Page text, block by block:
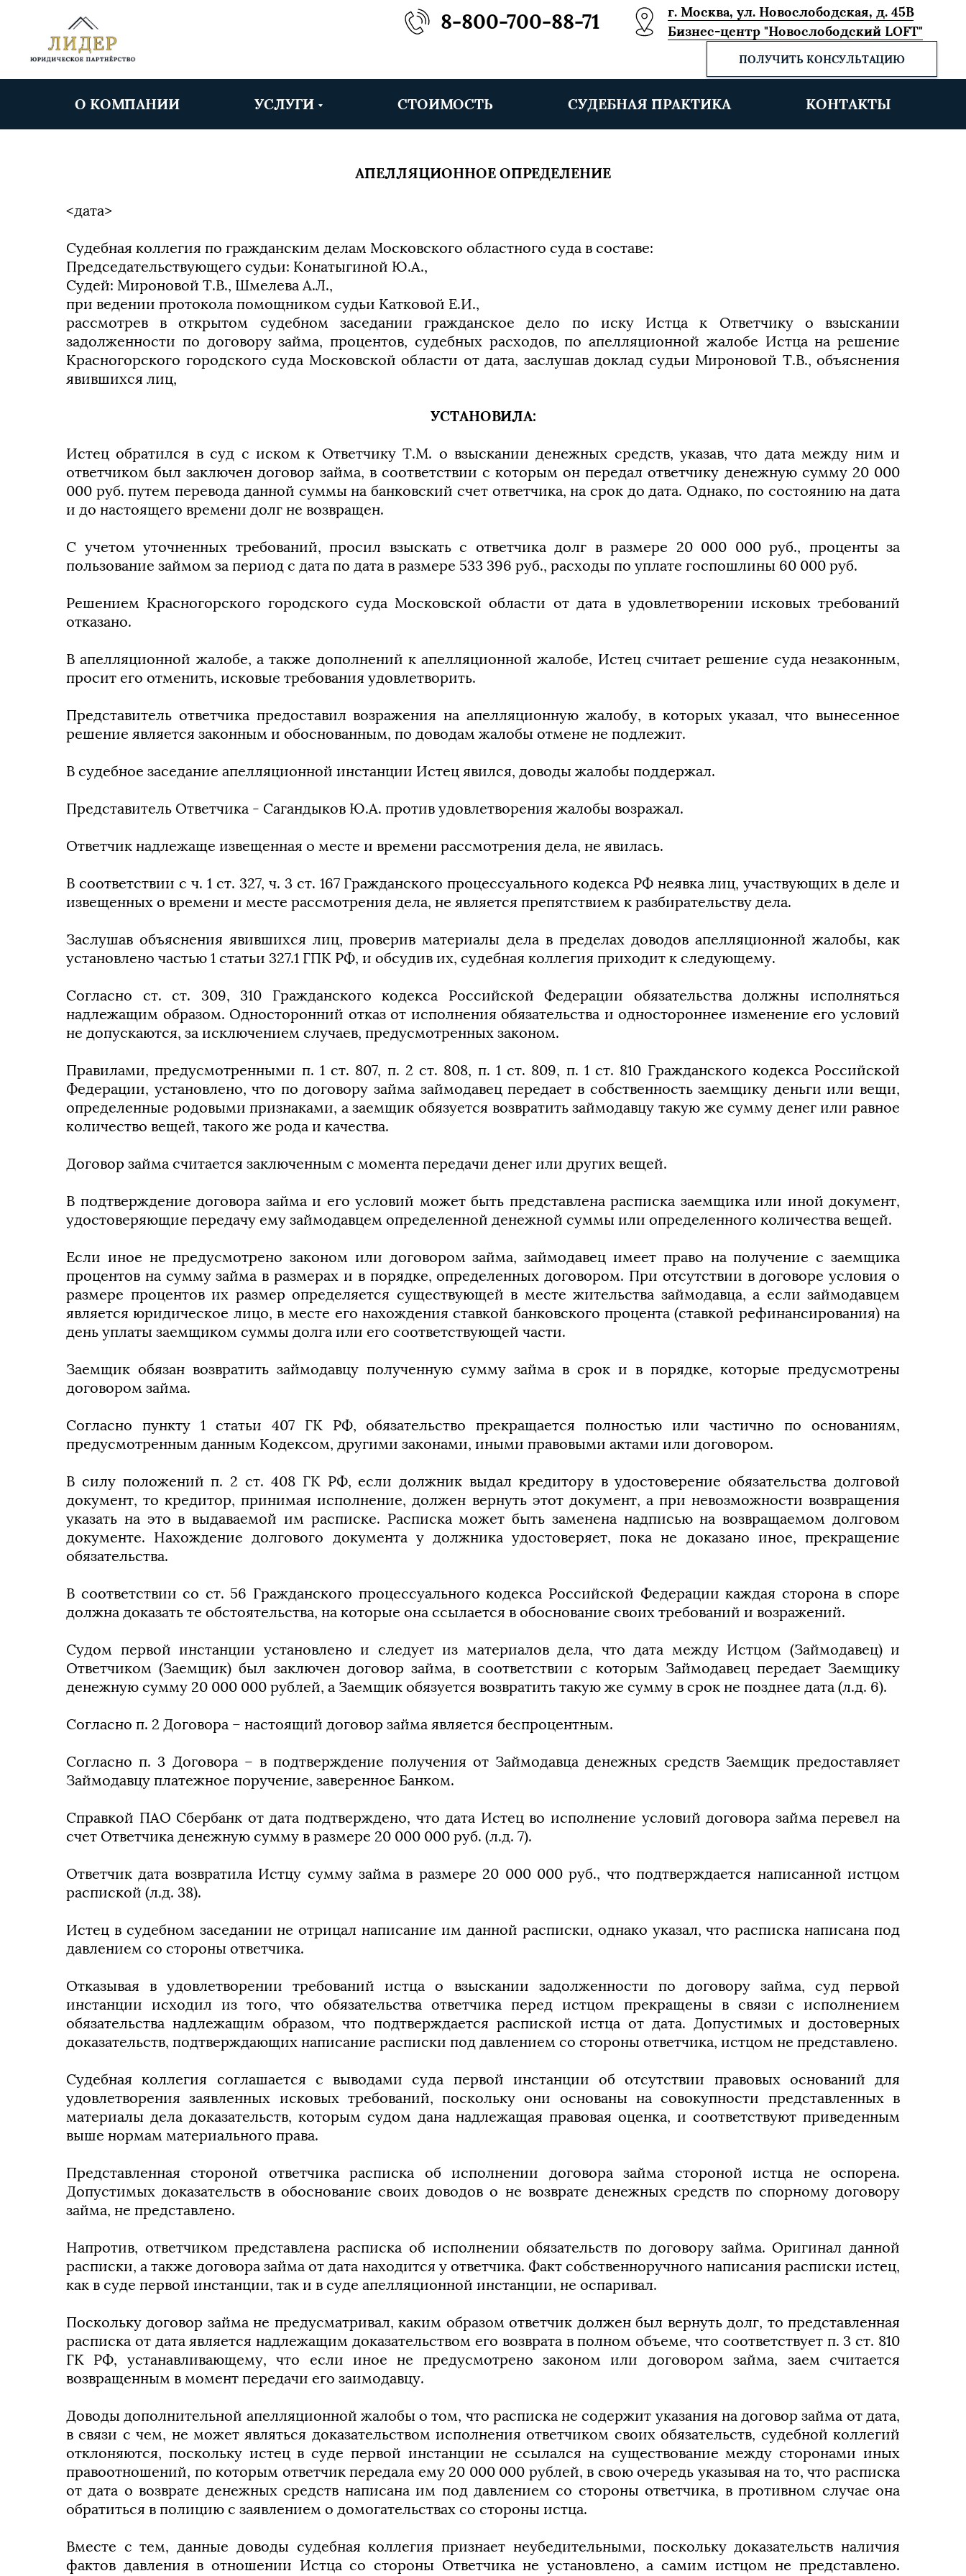
8-800-700-88-71
г. Москва, ул. Новослободская, д. 45В
Бизнес-центр "Новослободский LOFT"
ПОЛУЧИТЬ КОНСУЛЬТАЦИЮ
О КОМПАНИИ УСЛУГИ СТОИМОСТЬ СУДЕБНАЯ ПРАКТИКА КОНТАКТЫ
АПЕЛЛЯЦИОННОЕ ОПРЕДЕЛЕНИЕ
<дата>
Судебная коллегия по гражданским делам Московского областного суда в составе:
Председательствующего судьи: Конатыгиной Ю.А.,
Судей: Мироновой Т.В., Шмелева А.Л.,
при ведении протокола помощником судьи Катковой Е.И.,
рассмотрев в открытом судебном заседании гражданское дело по иску Истца к Ответчику о взыскании
задолженности по договору займа, процентов, судебных расходов, по апелляционной жалобе Истца на решение
Красногорского городского суда Московской области от дата, заслушав доклад судьи Мироновой Т.В., объяснения
явившихся лиц,
УСТАНОВИЛА:
Истец обратился в суд с иском к Ответчику Т.М. о взыскании денежных средств, указав, что дата между ним и
ответчиком был заключен договор займа, в соответствии с которым он передал ответчику денежную сумму 20 000
000 руб. путем перевода данной суммы на банковский счет ответчика, на срок до дата. Однако, по состоянию на дата
и до настоящего времени долг не возвращен.
С учетом уточненных требований, просил взыскать с ответчика долг в размере 20 000 000 руб., проценты за
пользование займом за период с дата по дата в размере 533 396 руб., расходы по уплате госпошлины 60 000 руб.
Решением Красногорского городского суда Московской области от дата в удовлетворении исковых требований
отказано.
В апелляционной жалобе, а также дополнений к апелляционной жалобе, Истец считает решение суда незаконным,
просит его отменить, исковые требования удовлетворить.
Представитель ответчика предоставил возражения на апелляционную жалобу, в которых указал, что вынесенное
решение является законным и обоснованным, по доводам жалобы отмене не подлежит.
В судебное заседание апелляционной инстанции Истец явился, доводы жалобы поддержал.
Представитель Ответчика - Сагандыков Ю.А. против удовлетворения жалобы возражал.
Ответчик надлежаще извещенная о месте и времени рассмотрения дела, не явилась.
В соответствии с ч. 1 ст. 327, ч. 3 ст. 167 Гражданского процессуального кодекса РФ неявка лиц, участвующих в деле и
извещенных о времени и месте рассмотрения дела, не является препятствием к разбирательству дела.
Заслушав объяснения явившихся лиц, проверив материалы дела в пределах доводов апелляционной жалобы, как
установлено частью 1 статьи 327.1 ГПК РФ, и обсудив их, судебная коллегия приходит к следующему.
Согласно ст. ст. 309, 310 Гражданского кодекса Российской Федерации обязательства должны исполняться
надлежащим образом. Односторонний отказ от исполнения обязательства и одностороннее изменение его условий
не допускаются, за исключением случаев, предусмотренных законом.
Правилами, предусмотренными п. 1 ст. 807, п. 2 ст. 808, п. 1 ст. 809, п. 1 ст. 810 Гражданского кодекса Российской
Федерации, установлено, что по договору займа займодавец передает в собственность заемщику деньги или вещи,
определенные родовыми признаками, а заемщик обязуется возвратить займодавцу такую же сумму денег или равное
количество вещей, такого же рода и качества.
Договор займа считается заключенным с момента передачи денег или других вещей.
В подтверждение договора займа и его условий может быть представлена расписка заемщика или иной документ,
удостоверяющие передачу ему займодавцем определенной денежной суммы или определенного количества вещей.
Если иное не предусмотрено законом или договором займа, займодавец имеет право на получение с заемщика
процентов на сумму займа в размерах и в порядке, определенных договором. При отсутствии в договоре условия о
размере процентов их размер определяется существующей в месте жительства займодавца, а если займодавцем
является юридическое лицо, в месте его нахождения ставкой банковского процента (ставкой рефинансирования) на
день уплаты заемщиком суммы долга или его соответствующей части.
Заемщик обязан возвратить займодавцу полученную сумму займа в срок и в порядке, которые предусмотрены
договором займа.
Согласно пункту 1 статьи 407 ГК РФ, обязательство прекращается полностью или частично по основаниям,
предусмотренным данным Кодексом, другими законами, иными правовыми актами или договором.
В силу положений п. 2 ст. 408 ГК РФ, если должник выдал кредитору в удостоверение обязательства долговой
документ, то кредитор, принимая исполнение, должен вернуть этот документ, а при невозможности возвращения
указать на это в выдаваемой им расписке. Расписка может быть заменена надписью на возвращаемом долговом
документе. Нахождение долгового документа у должника удостоверяет, пока не доказано иное, прекращение
обязательства.
В соответствии со ст. 56 Гражданского процессуального кодекса Российской Федерации каждая сторона в споре
должна доказать те обстоятельства, на которые она ссылается в обоснование своих требований и возражений.
Судом первой инстанции установлено и следует из материалов дела, что дата между Истцом (Займодавец) и
Ответчиком (Заемщик) был заключен договор займа, в соответствии с которым Займодавец передает Заемщику
денежную сумму 20 000 000 рублей, а Заемщик обязуется возвратить такую же сумму в срок не позднее дата (л.д. 6).
Согласно п. 2 Договора – настоящий договор займа является беспроцентным.
Согласно п. 3 Договора – в подтверждение получения от Займодавца денежных средств Заемщик предоставляет
Займодавцу платежное поручение, заверенное Банком.
Справкой ПАО Сбербанк от дата подтверждено, что дата Истец во исполнение условий договора займа перевел на
счет Ответчика денежную сумму в размере 20 000 000 руб. (л.д. 7).
Ответчик дата возвратила Истцу сумму займа в размере 20 000 000 руб., что подтверждается написанной истцом
распиской (л.д. 38).
Истец в судебном заседании не отрицал написание им данной расписки, однако указал, что расписка написана под
давлением со стороны ответчика.
Отказывая в удовлетворении требований истца о взыскании задолженности по договору займа, суд первой
инстанции исходил из того, что обязательства ответчика перед истцом прекращены в связи с исполнением
обязательства надлежащим образом, что подтверждается распиской истца от дата. Допустимых и достоверных
доказательств, подтверждающих написание расписки под давлением со стороны ответчика, истцом не представлено.
Судебная коллегия соглашается с выводами суда первой инстанции об отсутствии правовых оснований для
удовлетворения заявленных исковых требований, поскольку они основаны на совокупности представленных в
материалы дела доказательств, которым судом дана надлежащая правовая оценка, и соответствуют приведенным
выше нормам материального права.
Представленная стороной ответчика расписка об исполнении договора займа стороной истца не оспорена.
Допустимых доказательств в обоснование своих доводов о не возврате денежных средств по спорному договору
займа, не представлено.
Напротив, ответчиком представлена расписка об исполнении обязательств по договору займа. Оригинал данной
расписки, а также договора займа от дата находится у ответчика. Факт собственноручного написания расписки истец,
как в суде первой инстанции, так и в суде апелляционной инстанции, не оспаривал.
Поскольку договор займа не предусматривал, каким образом ответчик должен был вернуть долг, то представленная
расписка от дата является надлежащим доказательством его возврата в полном объеме, что соответствует п. 3 ст. 810
ГК РФ, устанавливающему, что если иное не предусмотрено законом или договором займа, заем считается
возвращенным в момент передачи его заимодавцу.
Доводы дополнительной апелляционной жалобы о том, что расписка не содержит указания на договор займа от дата,
в связи с чем, не может являться доказательством исполнения ответчиком своих обязательств, судебной коллегий
отклоняются, поскольку истец в суде первой инстанции не ссылался на существование между сторонами иных
правоотношений, по которым ответчик передала ему 20 000 000 рублей, в свою очередь указывая на то, что расписка
от дата о возврате денежных средств написана им под давлением со стороны ответчика, в противном случае она
обратиться в полицию с заявлением о домогательствах со стороны истца.
Вместе с тем, данные доводы судебная коллегия признает неубедительными, поскольку доказательств наличия
фактов давления в отношении Истца со стороны Ответчика не установлено, а самим истцом не представлено.